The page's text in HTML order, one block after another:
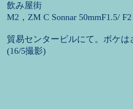
飲み屋街
M2，ZM C Sonnar 50mmF1.5/
貿易センタービルにて。ボケは
(16/5撮影)